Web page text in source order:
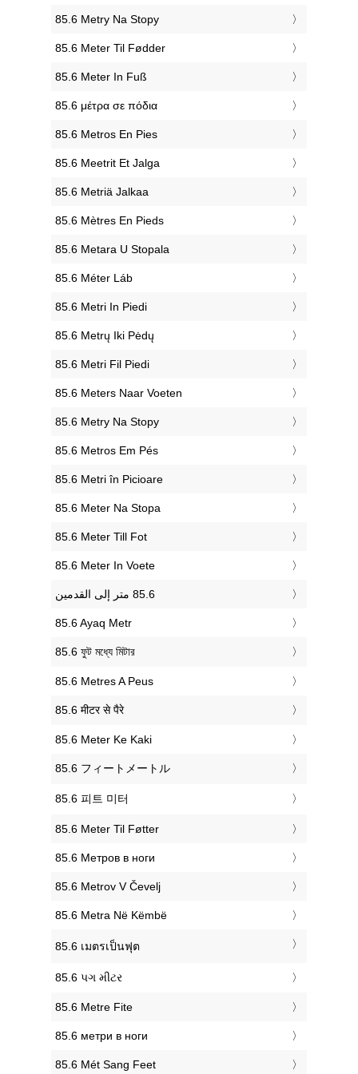
‎85.6 Metry Na Stopy
‎85.6 Meter Til Fødder
‎85.6 Meter In Fuß
‎85.6 μέτρα σε πόδια
‎85.6 Metros En Pies
‎85.6 Meetrit Et Jalga
‎85.6 Metriä Jalkaa
‎85.6 Mètres En Pieds
‎85.6 Metara U Stopala
‎85.6 Méter Láb
‎85.6 Metri In Piedi
‎85.6 Metrų Iki Pėdų
‎85.6 Metri Fil Piedi
‎85.6 Meters Naar Voeten
‎85.6 Metry Na Stopy
‎85.6 Metros Em Pés
‎85.6 Metri în Picioare
‎85.6 Meter Na Stopa
‎85.6 Meter Till Fot
‎85.6 Meter In Voete
‎85.6 Ayaq Metr
‎85.6 ফুট মধ্যে মিটার
‎85.6 Metres A Peus
‎85.6 मीटर से पैरे
‎85.6 Meter Ke Kaki
‎85.6 フィートメートル
‎85.6 피트 미터
‎85.6 Meter Til Føtter
‎85.6 Метров в ноги
‎85.6 Metrov V Čevelj
‎85.6 Metra Në Këmbë
‎85.6 เมตรเป็นฟุต
‎85.6 પગ મીટર
‎85.6 Metre Fite
‎85.6 метри в ноги
‎85.6 Mét Sang Feet